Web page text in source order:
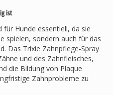
ist
für Hunde essentiell, da sie
spielen, sondern auch für das
Das Trixie Zahnpflege-Spray
und des Zahnfleisches,
die Bildung von Plaque
Zahnprobleme zu